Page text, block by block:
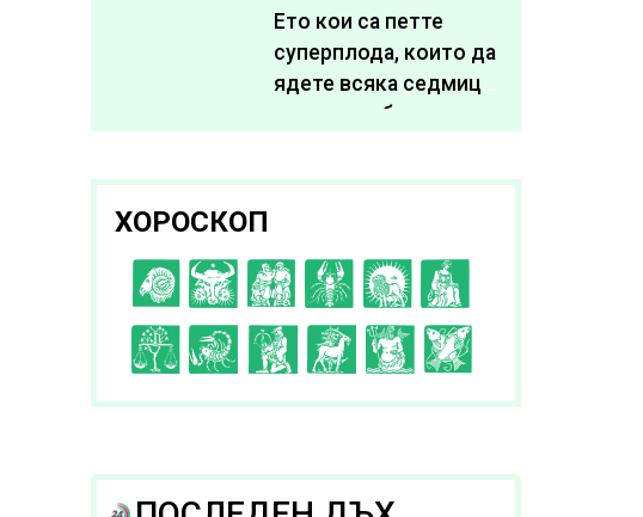
живота си
Ето кои са петте
суперплода, които да
ядете всяка седмица,
за да подобрите
ХОРОСКОП
C D EFGH
I J K L A B